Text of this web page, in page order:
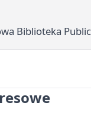
Biblioteka